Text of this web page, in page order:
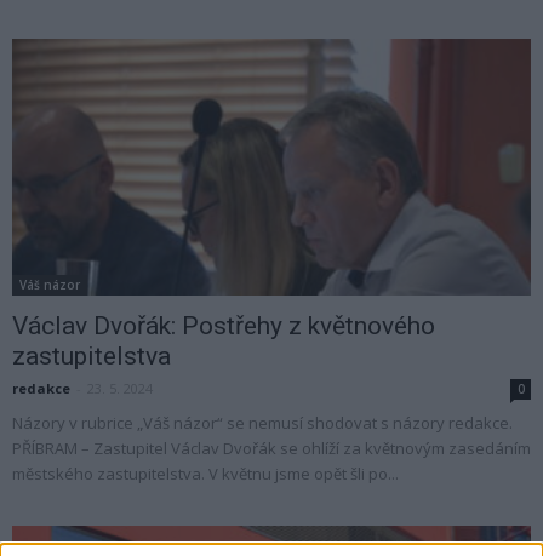
Váš názor
Václav Dvořák: Postřehy z květnového
zastupitelstva
redakce 0
Názory v rubrice „Váš názor“ se nemusí shodovat s názory redakce.
PŘÍBRAM – Zastupitel Václav Dvořák se ohlíží za květnovým zasedáním
městského zastupitelstva. V květnu jsme opět šli po...